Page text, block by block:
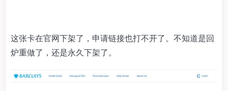
这张卡在官网下架了，申请链接也打不开了。不知道是回
炉重做了，还是永久下架了。